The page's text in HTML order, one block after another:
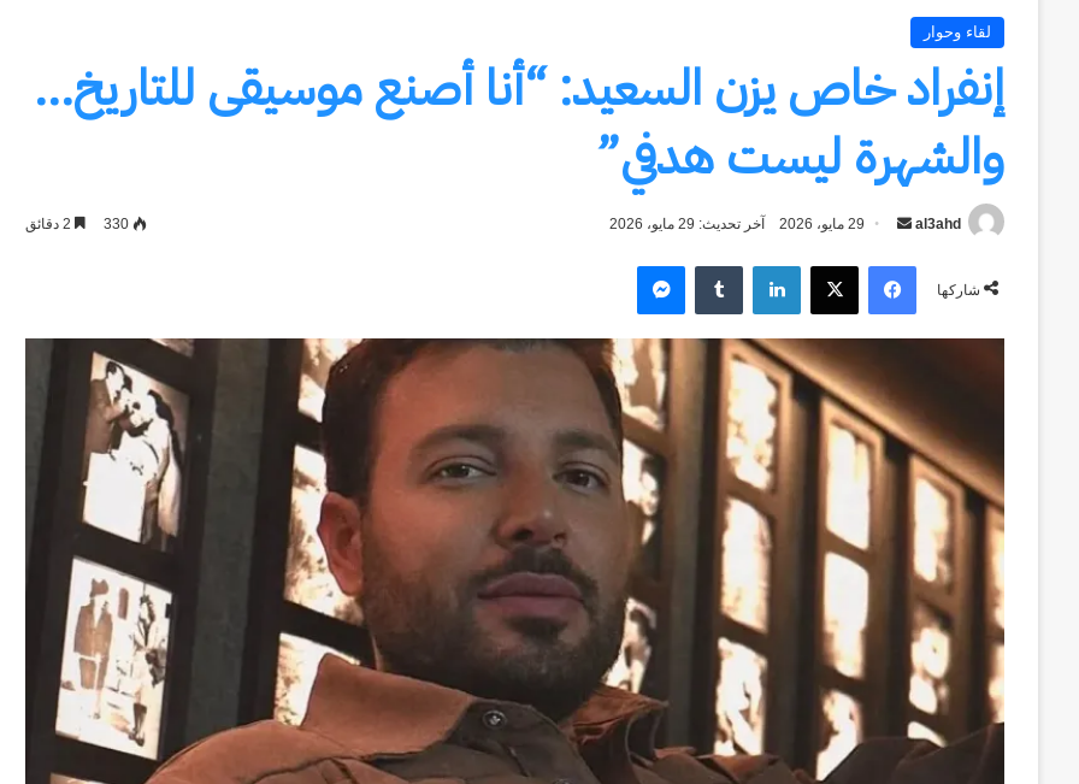
لقاء وحوار
إنفراد خاص يزن السعيد: “أنا أصنع موسيقى للتاريخ…
والشهرة ليست هدفي”
al3ahd
أرسل
إلكترونيا
29 مايو، 2026 آخر تحديث: 29 مايو، 2026 330
شاركها
فيسبوك‫X لينكدإن
‏Tumblr ماسنجر